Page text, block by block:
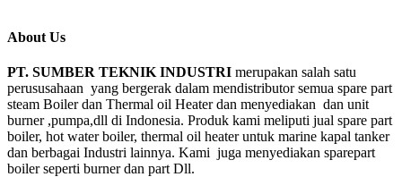
About Us
PT. SUMBER TEKNIK INDUSTRI merupakan salah satu
perususahaan yang bergerak dalam mendistributor semua spare part
steam Boiler dan Thermal oil Heater dan menyediakan dan unit
burner ,pumpa,dll di Indonesia. Produk kami meliputi jual spare part
boiler, hot water boiler, thermal oil heater untuk marine kapal tanker
dan berbagai Industri lainnya. Kami juga menyediakan sparepart
boiler seperti burner dan part Dll.